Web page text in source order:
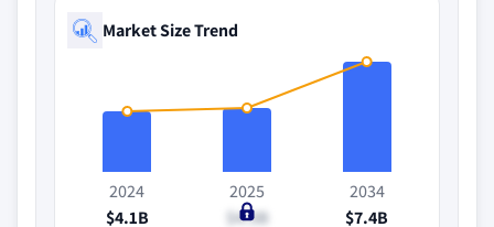
Market Size Trend
2024
$4.1B
2025
$4.3B
2034
$7.4B